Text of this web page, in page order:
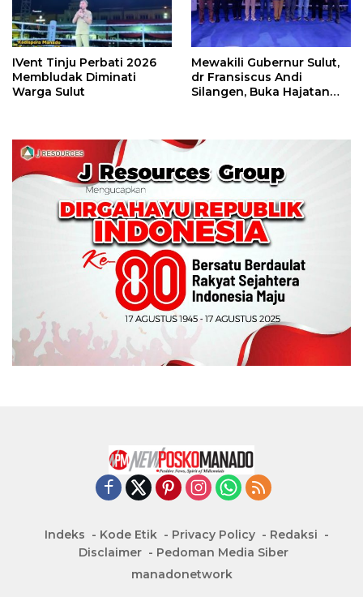
IVent Tinju Perbati 2026
Membludak Diminati
Warga Sulut
Mewakili Gubernur Sulut,
dr Fransiscus Andi
Silangen, Buka Hajatan
Indeks Kode Etik Privacy Policy
Redaksi
Disclaimer
Pedoman Media Siber
manadonetwork